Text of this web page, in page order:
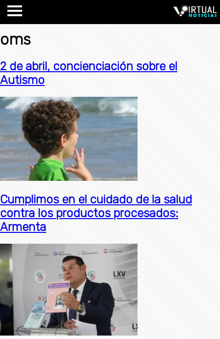
oms
2 de abril, concienciación sobre el
Autismo
Cumplimos en el cuidado de la salud
contra los productos procesados:
Armenta